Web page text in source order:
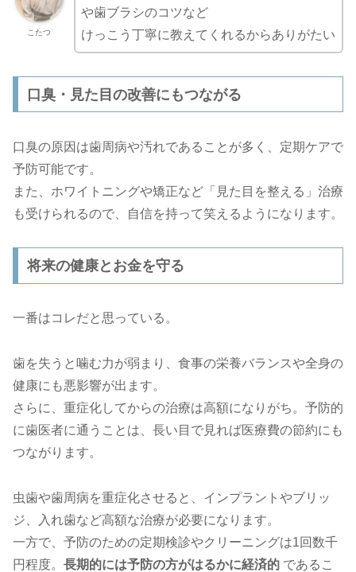
こたつ
や歯ブラシのコツなど
けっこう丁寧に教えてくれるからありがたい
口臭・見た目の改善にもつながる
口臭の原因は歯周病や汚れであることが多く、定期ケアで
予防可能です。
また、ホワイトニングや矯正など「見た目を整える」治療
も受けられるので、自信を持って笑えるようになります。
将来の健康とお金を守る
一番はコレだと思っている。
歯を失うと噛む力が弱まり、食事の栄養バランスや全身の
健康にも悪影響が出ます。
さらに、重症化してからの治療は高額になりがち。予防的
に歯医者に通うことは、長い目で見れば医療費の節約にも
つながります。
虫歯や歯周病を重症化させると、インプラントやブリッ
ジ、入れ歯など高額な治療が必要になります。
一方で、予防のための定期検診やクリーニングは1回数千
円程度。 長期的には予防の方がはるかに経済的 であるこ